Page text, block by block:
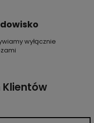
wyłącznie
Klientów